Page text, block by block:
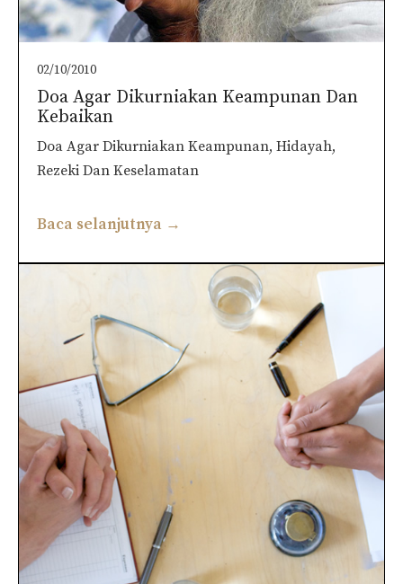
02/10/2010
Doa Agar Dikurniakan Keampunan Dan
Kebaikan
Doa Agar Dikurniakan Keampunan, Hidayah,
Rezeki Dan Keselamatan
Baca selanjutnya →